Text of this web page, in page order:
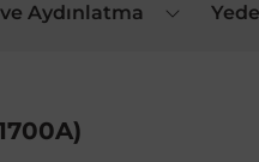
Aydınlatma